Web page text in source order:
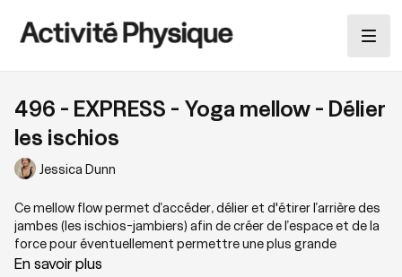
496 - EXPRESS - Yoga mellow - Délier
les ischios
Jessica Dunn
Ce mellow flow permet d’accéder, délier et d'étirer l’arrière des
jambes (les ischios-jambiers) afin de créer de l’espace et de la
force pour éventuellement permettre une plus grande
flexibilité et souplesse.
En savoir plus